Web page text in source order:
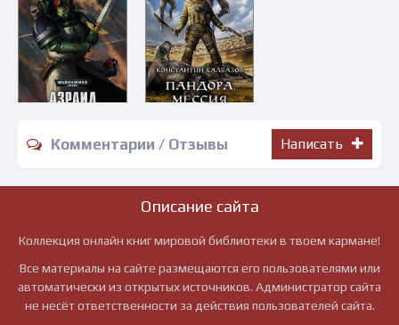
Комментарии / Отзывы Написать
Описание сайта
Коллекция онлайн книг мировой библиотеки в твоем кармане!
Все материалы на сайте размещаются его пользователями или
автоматически из открытых источников. Администратор сайта
не несёт ответственности за действия пользователей сайта.